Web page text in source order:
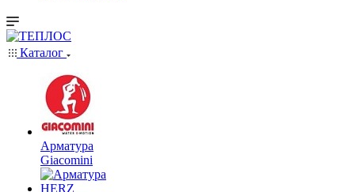
Каталог
Арматура
Giacomini